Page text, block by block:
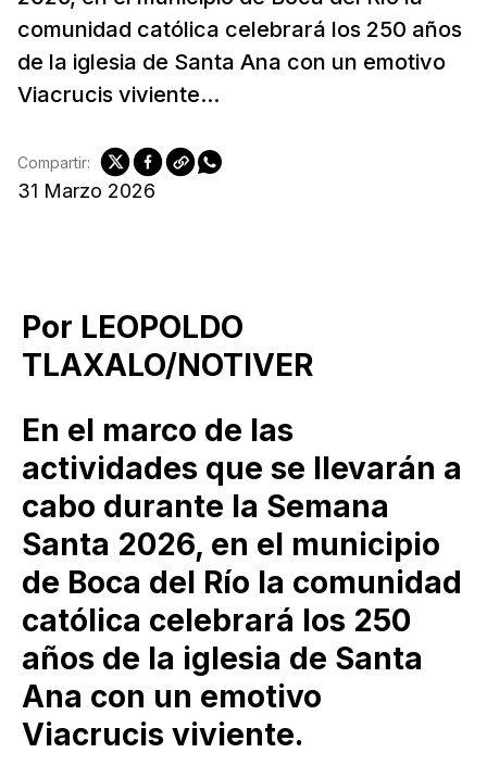
comunidad católica celebrará los 250 años
de la iglesia de Santa Ana con un emotivo
Viacrucis viviente...
31 Marzo 2026
Compartir:
Por LEOPOLDO
TLAXALO/NOTIVER
En el marco de las
actividades que se llevarán a
cabo durante la Semana
Santa 2026, en el municipio
de Boca del Río la comunidad
católica celebrará los 250
años de la iglesia de Santa
Ana con un emotivo
Viacrucis viviente.